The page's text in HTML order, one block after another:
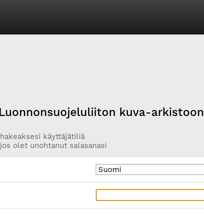
kuva-arkistoon
käyttäjätiliä
olet unohtanut salasanasi